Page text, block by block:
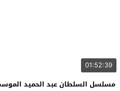
01:52:39
مسلسل السلطان عبد الحميد الموسم